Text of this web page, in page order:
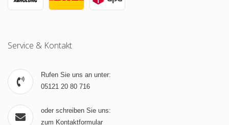
Service & Kontakt
Rufen Sie uns an unter:
05121 20 80 716
oder schreiben Sie uns:
zum Kontaktformular